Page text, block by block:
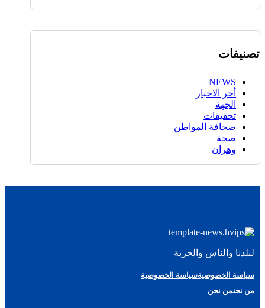
تصنيفات
NEWS
أخر الاخبار
الجهة
تحقيقات
صحافة المواطن
صحة
وهران
لبلدنا والناس والحرية
سياسة الخصوصيةسياسة الخصوصية
من نحنمن نحن